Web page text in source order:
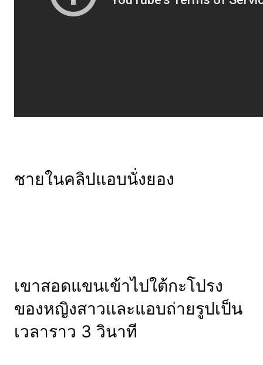
ชายในคลิปแอบนั่งยอง
เขาสอดแขนเข้าไปใต้กะโปรง
ของหญิงสาวและแอบถ่ายรูปเป็น
เวลาราว 3 วินาที